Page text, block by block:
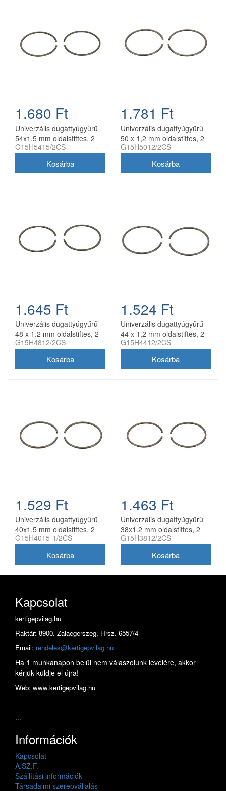
1.680 Ft
Univerzális dugattyúgyűrű
54x1.5 mm oldalstiftes, 2
db/csomag, utángyártott
G15H5415/2CS
1.781 Ft
Univerzális dugattyúgyűrű
50 x 1,2 mm oldalstiftes, 2
db/csomag utángyártott
G15H5012/2CS
1.645 Ft
Univerzális dugattyúgyűrű
48 x 1.2 mm oldalstiftes, 2
db/csomag, utángyártott
G15H4812/2CS
1.524 Ft
Univerzális dugattyúgyűrű
44 x 1,2 mm oldalstiftes, 2
db/csomag utángyártott
G15H4412/2CS
1.529 Ft
Univerzális dugattyúgyűrű
40x1.5 mm oldalstiftes, 2
db/csomag, utángyártott
G15H4015-1/2CS
1.463 Ft
Univerzális dugattyúgyűrű
38x1.2 mm oldalstiftes, 2
db/csomag, utángyártott
G15H3812/2CS
Kapcsolat
kertigepvilag.hu
Raktár: 8900. Zalaegerszeg, Hrsz. 6557/4
Email: rendeles@kertigepvilag.hu
Ha 1 munkanapon belül nem válaszolunk levelére, akkor
kérjük küldje el újra!
Web: www.kertigepvilag.hu
...
Információk
Kapcsolat
A.SZ.F.
Szállítási információk
Társadalmi szerepvállalás